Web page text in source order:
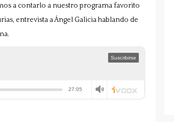
a contarlo a nuestro programa favorito
entrevista a Ángel Galicia hablando de